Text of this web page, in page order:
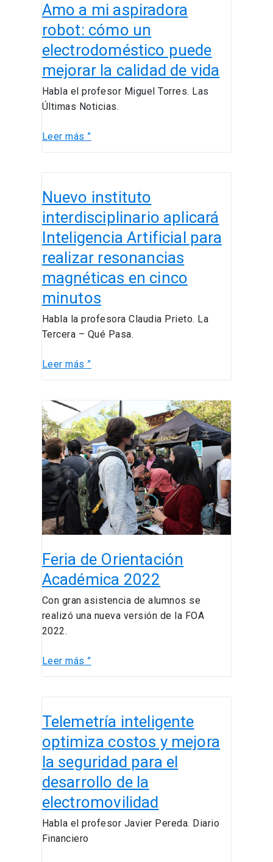
Amo a mi aspiradora
robot: cómo un
electrodoméstico puede
mejorar la calidad de vida
Habla el profesor Miguel Torres. Las
Últimas Noticias.
a
aspiradora
robot:
cómo
electrodoméstico
mejorar
la
vida
Leer más ”
Nuevo instituto
interdisciplinario aplicará
Inteligencia Artificial para
realizar resonancias
magnéticas en cinco
minutos
Habla la profesora Claudia Prieto. La
Tercera – Qué Pasa.
instituto
interdisciplinario
aplicará
Inteligencia
Artificial
realizar
resonancias
magnéticas
en
minutos
Leer más ”
Feria de Orientación
Académica 2022
Con gran asistencia de alumnos se
realizó una nueva versión de la FOA
2022.
Feria
de
Orientación
Académica
2022
Leer más ”
Telemetría inteligente
optimiza costos y mejora
la seguridad para el
desarrollo de la
electromovilidad
Habla el profesor Javier Pereda. Diario
Financiero
inteligente
optimiza
costos
y
mejora
seguridad
para
el